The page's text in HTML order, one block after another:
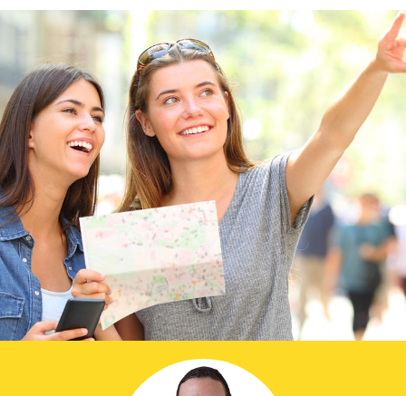
Prier dans la ville
Avent dans la ville
ThéoDom
Théobule